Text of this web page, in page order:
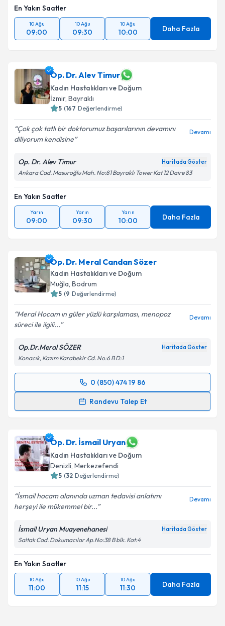
Takvim Talebini Gönder
En Yakın Saatler
10 Ağu
09:00
10 Ağu
09:30
10 Ağu
10:00 Daha Fazla
Op. Dr. Alev Timur
Kadın Hastalıkları ve Doğum
İzmir, Bayraklı
5 (167 Değerlendirme)
Çok çok tatlı bir doktorumuz başarılarının devamını
diliyorum kendisine
Devamı
Op. Dr. Alev Timur Haritada Göster
Ankara Cad. Masuroğlu Mah. No:81 Bayraklı Tower Kat 12 Daire 83
En Yakın Saatler
Yarın
09:00
Yarın
09:30
Yarın
10:00 Daha Fazla
Op. Dr. Meral Candan Sözer
Kadın Hastalıkları ve Doğum
Muğla, Bodrum
5 (9 Değerlendirme)
Meral Hocam ın güler yüzlü karşılaması, menopoz
süreci ile ilgili...
Devamı
Op.Dr.Meral SÖZER Haritada Göster
Konacık, Kazım Karabekir Cd. No:6 B D:1
0 (850) 474 19 86
Randevu Talep Et
Randevu Takvimi Talebi
için bir takvim hazırlandığında e-posta ile
bilgilendireceğiz.
E-posta Adresiniz
Metni'ni okudum ve kişisel verilerimin belirtilen
kapsamda işlenmesini kabul ediyorum.
Takvim Talebini Gönder
Op. Dr. İsmail Uryan
Kadın Hastalıkları ve Doğum
Denizli, Merkezefendi
5 (32 Değerlendirme)
İsmail hocam alanında uzman tedavisi anlatımı
herşeyi ile mükemmel bir...
Devamı
İsmail Uryan Muayenehanesi Haritada Göster
Saltak Cad. Dokumacılar Ap.No:38 B blk. Kat:4
En Yakın Saatler
10 Ağu
11:00
10 Ağu
11:15
10 Ağu
11:30 Daha Fazla